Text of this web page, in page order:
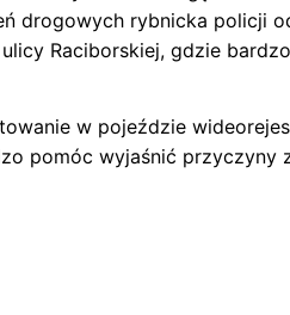
drogowych rybnicka policji
Raciborskiej, gdzie
w pojeździe
pomóc wyjaśnić przyczyny